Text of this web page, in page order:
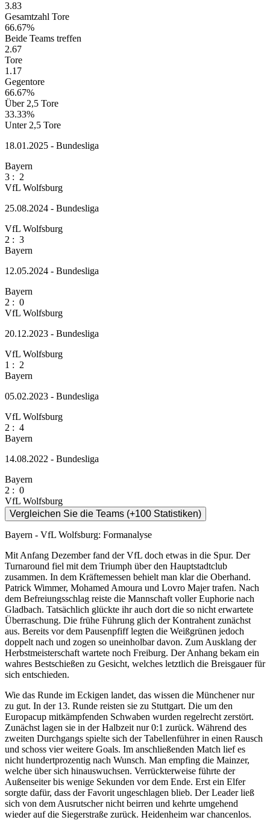
3.83
Gesamtzahl Tore
66.67%
Beide Teams treffen
2.67
Tore
1.17
Gegentore
66.67%
Über 2,5 Tore
33.33%
Unter 2,5 Tore
18.01.2025 - Bundesliga
Bayern
3 : 2
VfL Wolfsburg
25.08.2024 - Bundesliga
VfL Wolfsburg
2 : 3
Bayern
12.05.2024 - Bundesliga
Bayern
2 : 0
VfL Wolfsburg
20.12.2023 - Bundesliga
VfL Wolfsburg
1 : 2
Bayern
05.02.2023 - Bundesliga
VfL Wolfsburg
2 : 4
Bayern
14.08.2022 - Bundesliga
Bayern
2 : 0
VfL Wolfsburg
Vergleichen Sie die Teams (+100 Statistiken)
Bayern - VfL Wolfsburg: Formanalyse
Mit Anfang Dezember fand der VfL doch etwas in die Spur. Der
Turnaround fiel mit dem Triumph über den Hauptstadtclub
zusammen. In dem Kräftemessen behielt man klar die Oberhand.
Patrick Wimmer, Mohamed Amoura und Lovro Majer trafen. Nach
dem Befreiungsschlag reiste die Mannschaft voller Euphorie nach
Gladbach. Tatsächlich glückte ihr auch dort die so nicht erwartete
Überraschung. Die frühe Führung glich der Kontrahent zunächst
aus. Bereits vor dem Pausenpfiff legten die Weißgrünen jedoch
doppelt nach und zogen so uneinholbar davon. Zum Ausklang der
Herbstmeisterschaft wartete noch Freiburg. Der Anhang bekam ein
wahres Bestschießen zu Gesicht, welches letztlich die Breisgauer für
sich entschieden.
Wie das Runde im Eckigen landet, das wissen die Münchener nur
zu gut. In der 13. Runde reisten sie zu Stuttgart. Die um den
Europacup mitkämpfenden Schwaben wurden regelrecht zerstört.
Zunächst lagen sie in der Halbzeit nur 0:1 zurück. Während des
zweiten Durchgangs spielte sich der Tabellenführer in einen Rausch
und schoss vier weitere Goals. Im anschließenden Match lief es
nicht hundertprozentig nach Wunsch. Man empfing die Mainzer,
welche über sich hinauswuchsen. Verrückterweise führte der
Außenseiter bis wenige Sekunden vor dem Ende. Erst ein Elfer
sorgte dafür, dass der Favorit ungeschlagen blieb. Der Leader ließ
sich von dem Ausrutscher nicht beirren und kehrte umgehend
wieder auf die Siegerstraße zurück. Heidenheim war chancenlos.